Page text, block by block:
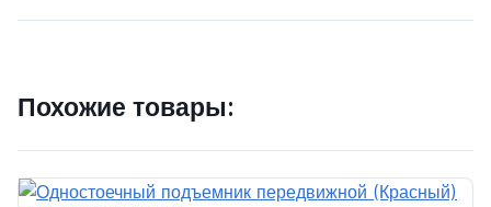
Похожие товары: